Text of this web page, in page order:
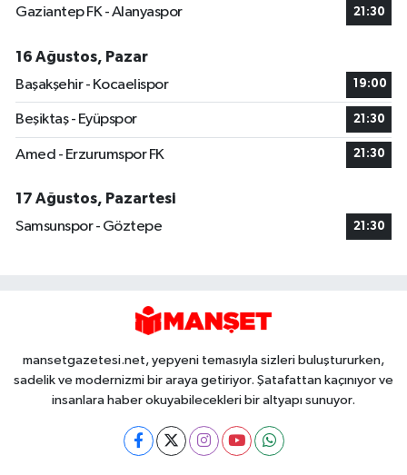
Gaziantep FK - Alanyaspor 21:30
16 Ağustos, Pazar
Başakşehir - Kocaelispor
19:00
Beşiktaş - Eyüpspor 21:30
Amed - Erzurumspor FK 21:30
17 Ağustos, Pazartesi
Samsunspor - Göztepe
21:30
mansetgazetesi.net, yepyeni temasıyla sizleri buluştururken,
sadelik ve modernizmi bir araya getiriyor. Şatafattan kaçınıyor ve
insanlara haber okuyabilecekleri bir altyapı sunuyor.